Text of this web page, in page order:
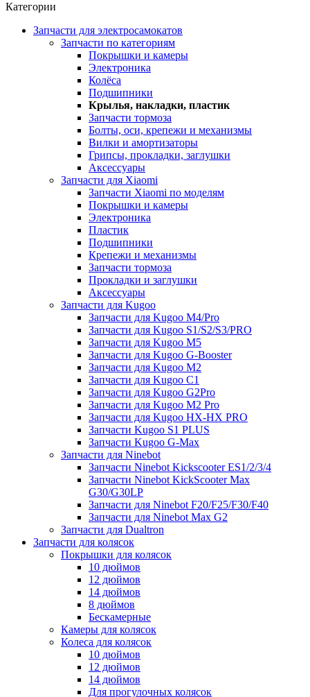
Категории
Запчасти для электросамокатов
Запчасти по категориям
Покрышки и камеры
Электроника
Колёса
Подшипники
Крылья, накладки, пластик
Запчасти тормоза
Болты, оси, крепежи и механизмы
Вилки и амортизаторы
Грипсы, прокладки, заглушки
Аксессуары
Запчасти для Xiaomi
Запчасти Xiaomi по моделям
Покрышки и камеры
Электроника
Пластик
Подшипники
Крепежи и механизмы
Запчасти тормоза
Прокладки и заглушки
Аксессуары
Запчасти для Kugoo
Запчасти для Kugoo M4/Pro
Запчасти для Kugoo S1/S2/S3/PRO
Запчасти для Kugoo M5
Запчасти для Kugoo G-Booster
Запчасти для Kugoo M2
Запчасти для Kugoo C1
Запчасти для Kugoo G2Pro
Запчасти для Kugoo M2 Pro
Запчасти для Kugoo HX-HX PRO
Запчасти Kugoo S1 PLUS
Запчасти Kugoo G-Max
Запчасти для Ninebot
Запчасти Ninebot Kickscooter ES1/2/3/4
Запчасти Ninebot KickScooter Max
G30/G30LP
Запчасти для Ninebot F20/F25/F30/F40
Запчасти для Ninebot Max G2
Запчасти для Dualtron
Запчасти для колясок
Покрышки для колясок
10 дюймов
12 дюймов
14 дюймов
8 дюймов
Бескамерные
Камеры для колясок
Колеса для колясок
10 дюймов
12 дюймов
14 дюймов
Для прогулочных колясок